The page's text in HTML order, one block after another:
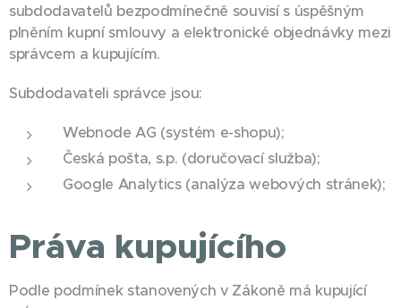
subdodavatelů bezpodmínečně souvisí s úspěšným
plněním kupní smlouvy a elektronické objednávky mezi
správcem a kupujícím.
Subdodavateli správce jsou:
Webnode AG (systém e-shopu);
Česká pošta, s.p. (doručovací služba);
Google Analytics (analýza webových stránek);
Práva kupujícího
Podle podmínek stanovených v Zákoně má kupující